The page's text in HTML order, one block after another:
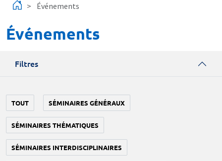
Événements
Événements
Filtres
TOUT SÉMINAIRES GÉNÉRAUX
SÉMINAIRES THÉMATIQUES
SÉMINAIRES INTERDISCIPLINAIRES